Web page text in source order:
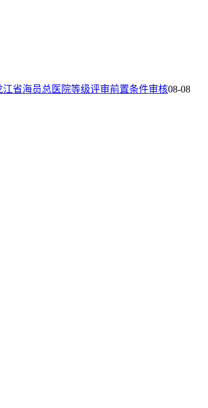
省海员总医院等级评审前置条件审核08-08